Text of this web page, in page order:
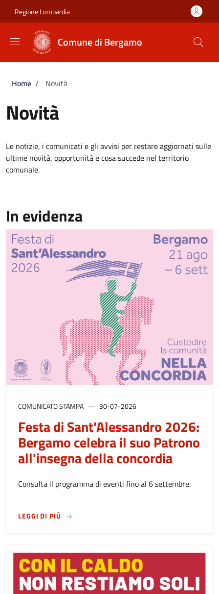
Regione Lombardia
Comune di Bergamo
Briciole di pane
Home / Novità
Novità
Le notizie, i comunicati e gli avvisi per restare aggiornati sulle
ultime novità, opportunità e cosa succede nel territorio
comunale.
In evidenza
COMUNICATO STAMPA 30-07-2026
Festa di Sant'Alessandro 2026:
Bergamo celebra il suo Patrono
all'insegna della concordia
Consulta il programma di eventi fino al 6 settembre.
LEGGI DI PIÙSUFESTA DI SANT'ALESSANDRO 2026: